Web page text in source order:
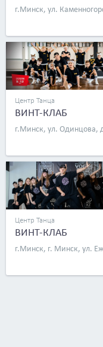
Центр Танца
ВИНТ-КЛАБ
Центр Танца
ВИНТ-КЛАБ